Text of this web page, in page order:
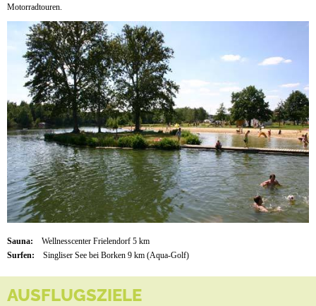
Motorradtouren.
Sauna:
Wellnesscenter Frielendorf 5 km
Surfen:
Singliser See bei Borken 9 km (Aqua-Golf)
AUSFLUGSZIELE